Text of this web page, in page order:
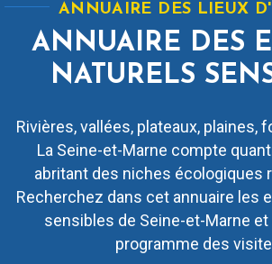
ANNUAIRE DES LIEUX
ANNUAIRE DES
NATURELS
Rivières, vallées, plateaux, plaines,
La Seine-et-Marne compte
abritant des niches écologiques
Recherchez dans cet annuaire les
sensibles de Seine-et-Marne
programme des